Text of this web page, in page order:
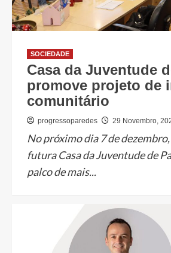
SOCIEDADE
Casa da Juventude
promove projeto de
comunitário
progressoparedes 29 Novembro,
No próximo dia 7 de
futura Casa da Juventude de
palco de mais...